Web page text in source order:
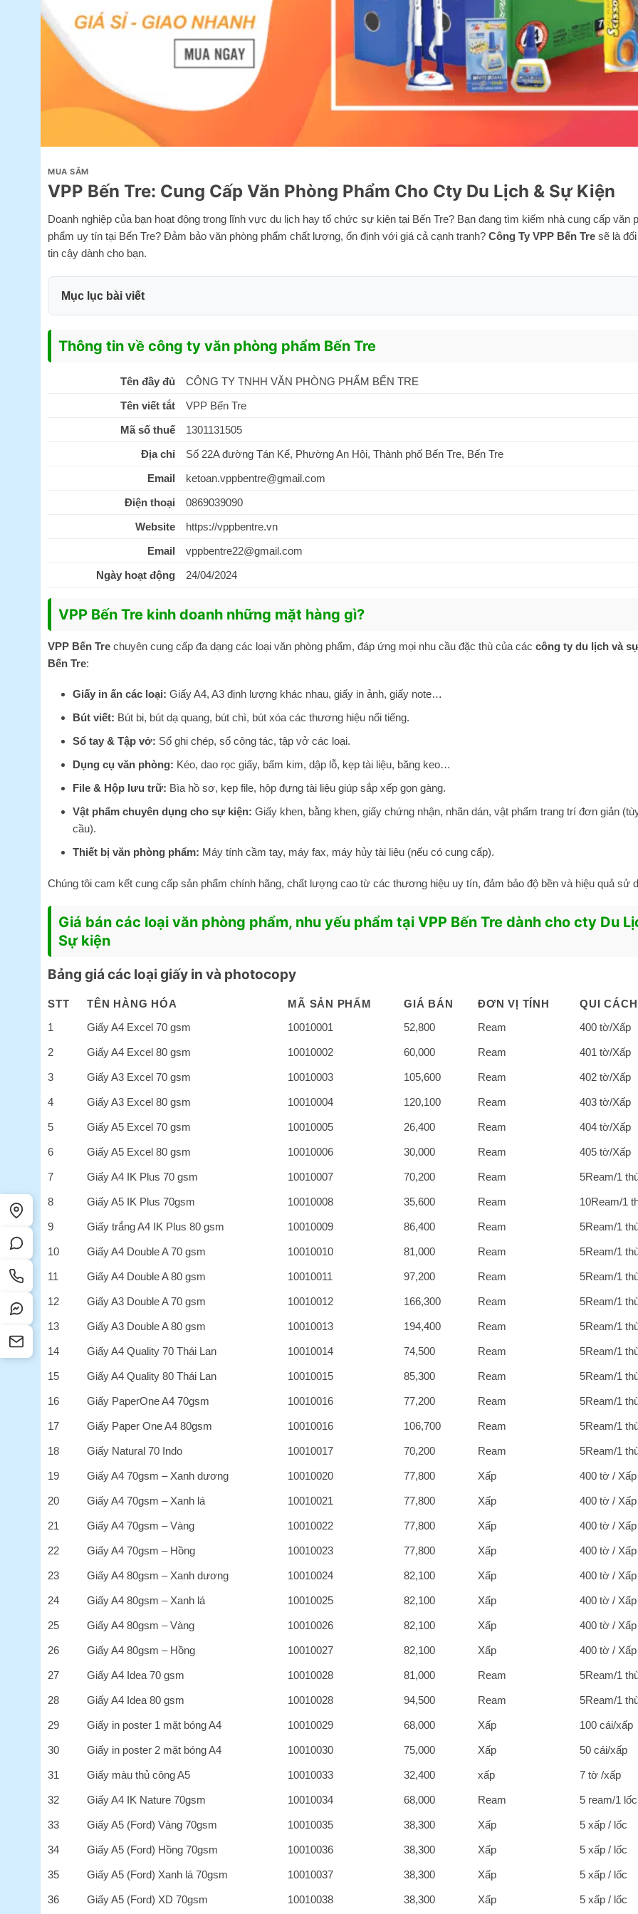
MUA SẮM
VPP Bến Tre: Cung Cấp Văn Phòng Phẩm Cho Cty Du Lịch & Sự Kiện
Doanh nghiệp của bạn hoạt động trong lĩnh vực du lịch hay tổ chức sự kiện tại Bến Tre? Bạn đang tìm kiếm nhà cung cấp văn
phẩm uy tín tại Bến Tre? Đảm bảo văn phòng phẩm chất lượng, ổn định với giá cả cạnh tranh? Công Ty VPP Bến Tre sẽ là
tin cậy dành cho bạn.
Mục lục bài viết
Thông tin về công ty văn phòng phẩm Bến Tre
Tên đầy đủ
CÔNG TY TNHH VĂN PHÒNG PHẨM BẾN TRE
Tên viết tắt
VPP Bến Tre
Mã số thuế
1301131505
Địa chỉ
Số 22A đường Tán Kế, Phường An Hội, Thành phố Bến Tre, Bến Tre
Email
ketoan.vppbentre@gmail.com
Điện thoại
0869039090
Website
https://vppbentre.vn
Email
vppbentre22@gmail.com
Ngày hoạt động
24/04/2024
VPP Bến Tre kinh doanh những mặt hàng gì?
VPP Bến Tre chuyên cung cấp đa dạng các loại văn phòng phẩm, đáp ứng mọi nhu cầu đặc thù của các công ty du lịch và
Bến Tre:
Giấy in ấn các loại: Giấy A4, A3 định lượng khác nhau, giấy in ảnh, giấy note…
Bút viết: Bút bi, bút dạ quang, bút chì, bút xóa các thương hiệu nổi tiếng.
Sổ tay & Tập vở: Sổ ghi chép, sổ công tác, tập vở các loại.
Dụng cụ văn phòng: Kéo, dao rọc giấy, bấm kim, dập lỗ, kẹp tài liệu, băng keo…
File & Hộp lưu trữ: Bìa hồ sơ, kẹp file, hộp đựng tài liệu giúp sắp xếp gọn gàng.
Vật phẩm chuyên dụng cho sự kiện: Giấy khen, bằng khen, giấy chứng nhận, nhãn dán, vật phẩm trang trí đơn giản
cầu).
Thiết bị văn phòng phẩm: Máy tính cầm tay, máy fax, máy hủy tài liệu (nếu có cung cấp).
Chúng tôi cam kết cung cấp sản phẩm chính hãng, chất lượng cao từ các thương hiệu uy tín, đảm bảo độ bền và hiệu quả sử
Giá bán các loại văn phòng phẩm, nhu yếu phẩm tại VPP Bến Tre dành cho cty Du
Sự kiện
Bảng giá các loại giấy in và photocopy
STT TÊN HÀNG HÓA MÃ SẢN PHẨM GIÁ BÁN ĐƠN VỊ TÍNH
QUI CÁCH
1
Giấy A4 Excel 70 gsm 10010001 52,800 Ream 400 tờ/Xấp
2 Giấy A4 Excel 80 gsm 10010002 60,000 Ream 401 tờ/Xấp
3 Giấy A3 Excel 70 gsm 10010003 105,600 Ream 402 tờ/Xấp
4 Giấy A3 Excel 80 gsm 10010004 120,100 Ream 403 tờ/Xấp
5 Giấy A5 Excel 70 gsm 10010005 26,400 Ream 404 tờ/Xấp
6 Giấy A5 Excel 80 gsm 10010006 30,000 Ream 405 tờ/Xấp
7 Giấy A4 IK Plus 70 gsm 10010007 70,200 Ream 5Ream/1
8 Giấy A5 IK Plus 70gsm 10010008 35,600 Ream 10Ream/1
9 Giấy trắng A4 IK Plus 80 gsm 10010009 86,400 Ream 5Ream/1
10 Giấy A4 Double A 70 gsm 10010010 81,000 Ream 5Ream/1
11 Giấy A4 Double A 80 gsm 10010011 97,200 Ream 5Ream/1
12 Giấy A3 Double A 70 gsm 10010012 166,300 Ream 5Ream/1
13 Giấy A3 Double A 80 gsm 10010013 194,400 Ream 5Ream/1
14 Giấy A4 Quality 70 Thái Lan 10010014 74,500 Ream 5Ream/1
15 Giấy A4 Quality 80 Thái Lan 10010015 85,300 Ream 5Ream/1
16 Giấy PaperOne A4 70gsm 10010016 77,200 Ream 5Ream/1
17 Giấy Paper One A4 80gsm 10010016 106,700 Ream 5Ream/1
18 Giấy Natural 70 Indo 10010017 70,200 Ream 5Ream/1
19 Giấy A4 70gsm – Xanh dương 10010020 77,800 Xấp 400 tờ / Xấp
20 Giấy A4 70gsm – Xanh lá 10010021 77,800 Xấp 400 tờ / Xấp
21 Giấy A4 70gsm – Vàng 10010022 77,800 Xấp 400 tờ / Xấp
22 Giấy A4 70gsm – Hồng 10010023 77,800 Xấp 400 tờ / Xấp
23 Giấy A4 80gsm – Xanh dương 10010024 82,100 Xấp 400 tờ / Xấp
24 Giấy A4 80gsm – Xanh lá 10010025 82,100 Xấp 400 tờ / Xấp
25 Giấy A4 80gsm – Vàng 10010026 82,100 Xấp 400 tờ / Xấp
26 Giấy A4 80gsm – Hồng 10010027 82,100 Xấp 400 tờ / Xấp
27 Giấy A4 Idea 70 gsm 10010028 81,000 Ream 5Ream/1
28 Giấy A4 Idea 80 gsm 10010028 94,500 Ream 5Ream/1
29 Giấy in poster 1 mặt bóng A4 10010029 68,000 Xấp 100 cái/xấp
30 Giấy in poster 2 mặt bóng A4 10010030 75,000 Xấp 50 cái/xấp
31 Giấy màu thủ công A5 10010033 32,400 xấp 7 tờ /xấp
32 Giấy A4 IK Nature 70gsm 10010034 68,000 Ream 5 ream/1 lốc
33 Giấy A5 (Ford) Vàng 70gsm 10010035 38,300 Xấp 5 xấp / lốc
34 Giấy A5 (Ford) Hồng 70gsm 10010036 38,300 Xấp 5 xấp / lốc
35 Giấy A5 (Ford) Xanh lá 70gsm 10010037 38,300 Xấp 5 xấp / lốc
36 Giấy A5 (Ford) XD 70gsm 10010038 38,300 Xấp 5 xấp / lốc